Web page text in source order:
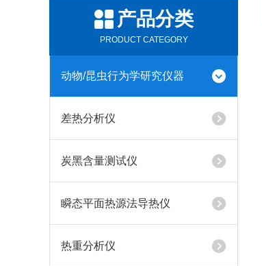
产品分类
PRODUCT CATEGORY
动物/昆虫行为学研究仪器
差热分析仪
炭黑含量测试仪
瞬态平面热源法导热仪
热重分析仪